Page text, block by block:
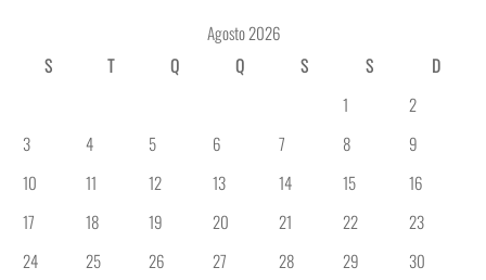
Agosto 2026
S
T Q Q S S
D
1
2
3
4 5 6 7 8
9
10
11 12 13 14 15
16
17
18 19 20 21 22
23
24
25 26 27 28 29
30